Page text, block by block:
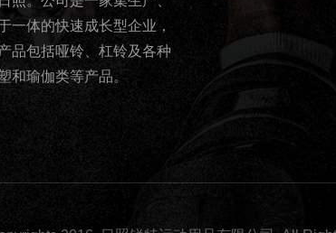
一体的快速成长型企业，
品包括哑铃、杠铃及各种
和瑜伽类等产品。